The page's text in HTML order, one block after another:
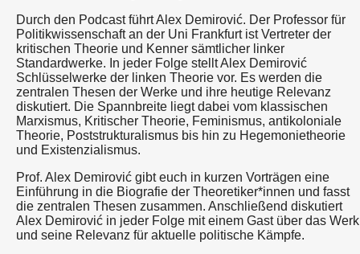
Durch den Podcast führt Alex Demirović. Der Professor für
Politikwissenschaft an der Uni Frankfurt ist Vertreter der
kritischen Theorie und Kenner sämtlicher linker
Standardwerke. In jeder Folge stellt Alex Demirović
Schlüsselwerke der linken Theorie vor. Es werden die
zentralen Thesen der Werke und ihre heutige Relevanz
diskutiert. Die Spannbreite liegt dabei vom klassischen
Marxismus, Kritischer Theorie, Feminismus, antikoloniale
Theorie, Poststrukturalismus bis hin zu Hegemonietheorie
und Existenzialismus.
Prof. Alex Demirović gibt euch in kurzen Vorträgen eine
Einführung in die Biografie der Theoretiker*innen und fasst
die zentralen Thesen zusammen. Anschließend diskutiert
Alex Demirović in jeder Folge mit einem Gast über das Werk
und seine Relevanz für aktuelle politische Kämpfe.